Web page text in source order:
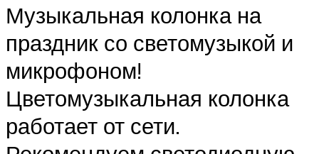
Музыкальная колонка на
праздник со светомузыкой и
микрофоном!
Цветомузыкальная колонка
работает от сети.